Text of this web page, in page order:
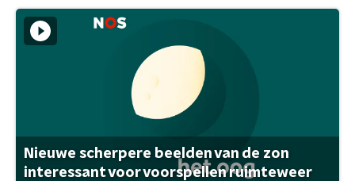
Nieuwe scherpere beelden van de zon
interessant voor voorspellen ruimteweer